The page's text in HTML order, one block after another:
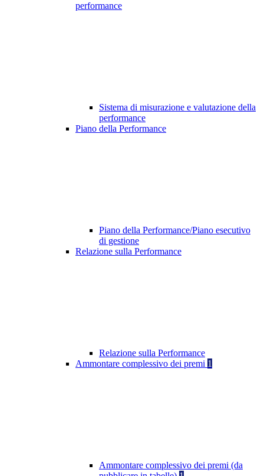
performance
Sistema di misurazione e valutazione della
performance
Piano della Performance
Piano della Performance/Piano esecutivo
di gestione
Relazione sulla Performance
Relazione sulla Performance
Ammontare complessivo dei premi 1
Ammontare complessivo dei premi (da